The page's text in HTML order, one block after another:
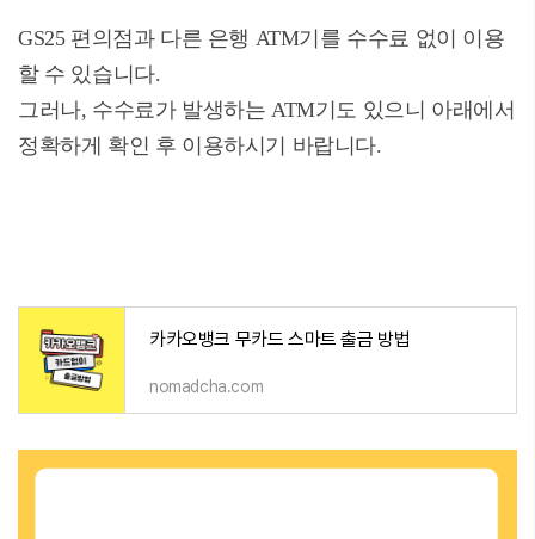
GS25 편의점과 다른 은행 ATM기를 수수료 없이 이용
할 수 있습니다.
그러나, 수수료가 발생하는 ATM기도 있으니 아래에서
정확하게 확인 후 이용하시기 바랍니다.
카카오뱅크 무카드 스마트 출금 방법
nomadcha.com